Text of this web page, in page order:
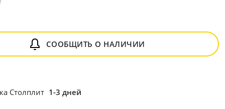
СООБЩИТЬ О НАЛИЧИИ
Столплит 1-3 дней